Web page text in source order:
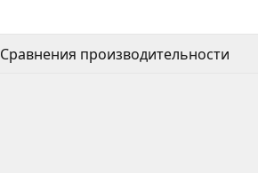
Сравнения производительности